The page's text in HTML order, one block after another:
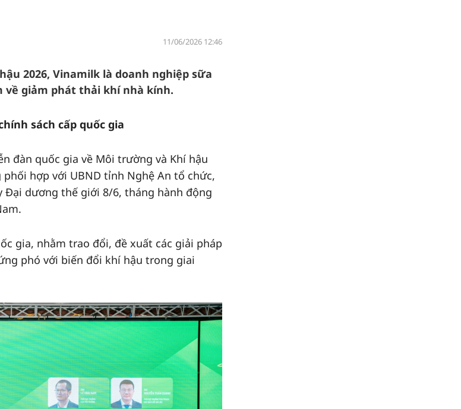
11/06/2026 12:46
2026, Vinamilk là doanh nghiệp sữa
giảm phát thải khí nhà kính.
sách cấp quốc gia
đàn quốc gia về Môi trường và Khí hậu
hợp với UBND tỉnh Nghệ An tổ chức,
dương thế giới 8/6, tháng hành động
gia, nhằm trao đổi, đề xuất các giải pháp
phó với biến đổi khí hậu trong giai